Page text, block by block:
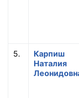
Кодекс
5.
Карпиш
Наталия